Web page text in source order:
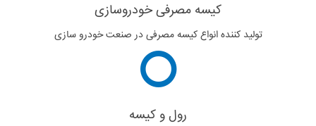
کیسه مصرفی خودروسازی
تولید کننده انواع کیسه مصرفی در صنعت خودرو سازی
رول و کیسه